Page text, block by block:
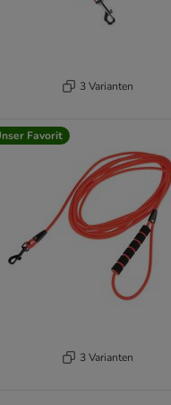
3 Varianten
Favorit
3 Varianten